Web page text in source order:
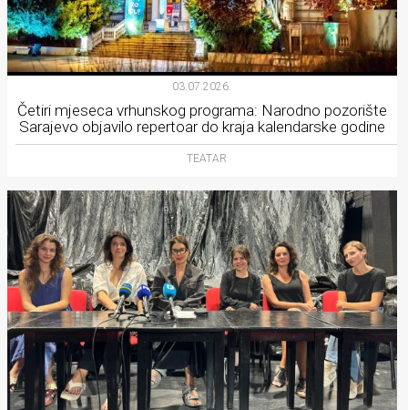
03.07.2026.
Četiri mjeseca vrhunskog programa: Narodno pozorište
Sarajevo objavilo repertoar do kraja kalendarske godine
TEATAR